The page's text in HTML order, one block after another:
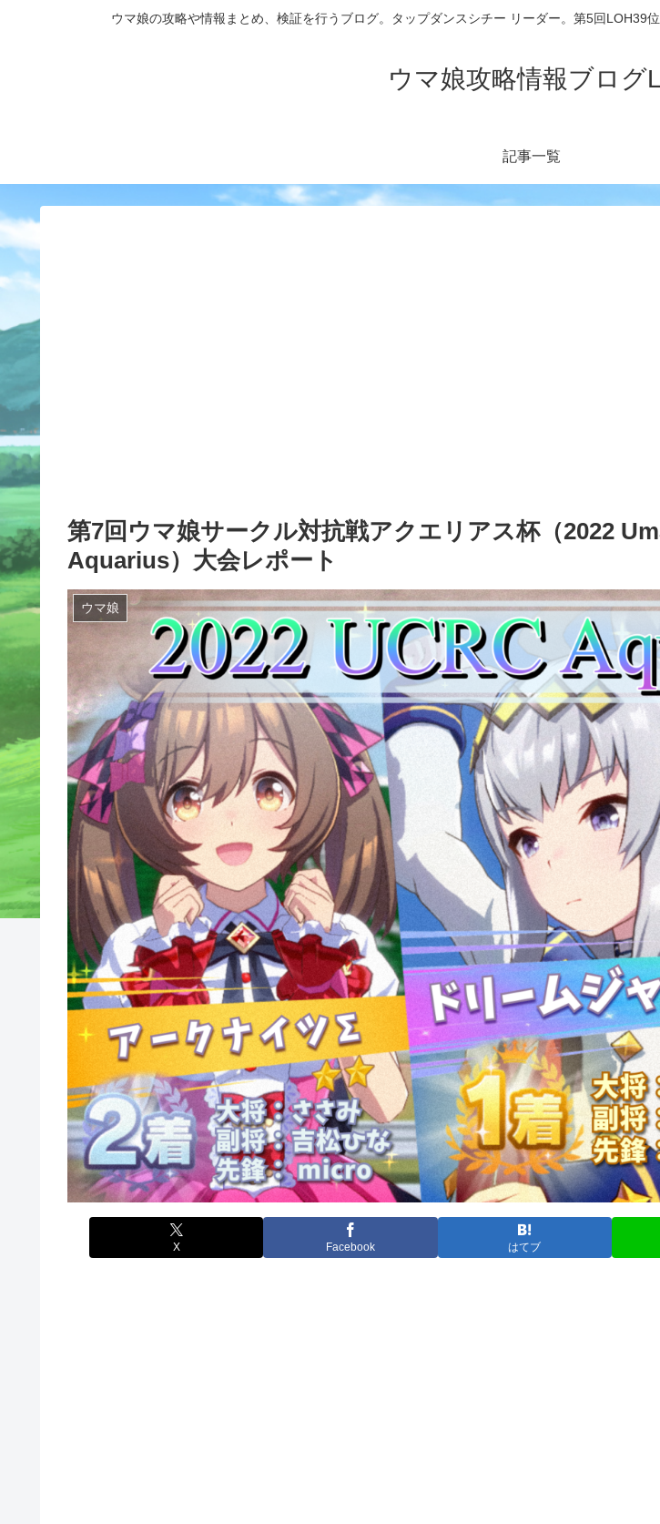
ウマ娘の攻略や情報まとめ、検証を行うブログ。タップダンスシチー リーダー。第5回LOH39
ウマ娘攻略情報ブログ
記事一覧
第7回ウマ娘サークル対抗戦アクエリアス杯（2022
Aquarius）大会レポート
ウマ娘
X Facebook はてブ